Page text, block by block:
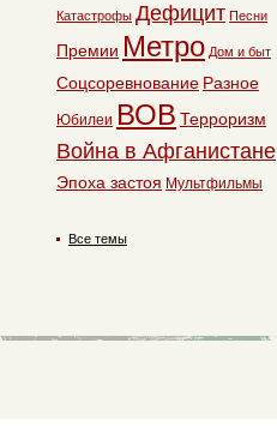
Катастрофы Дефицит Песни
Премии Метро Дом и быт
Соцсоревнование Разное
Юбилеи ВОВ Терроризм
Война в Афганистане
Эпоха застоя Мультфильмы
Все темы